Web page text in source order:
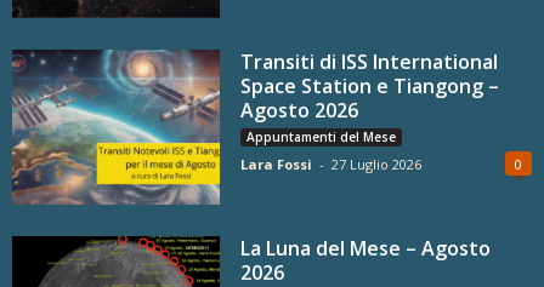
Transiti di ISS International
Space Station e Tiangong –
Agosto 2026
Appuntamenti del Mese
Lara Fossi - 27 Luglio 2026 0
La Luna del Mese – Agosto
2026